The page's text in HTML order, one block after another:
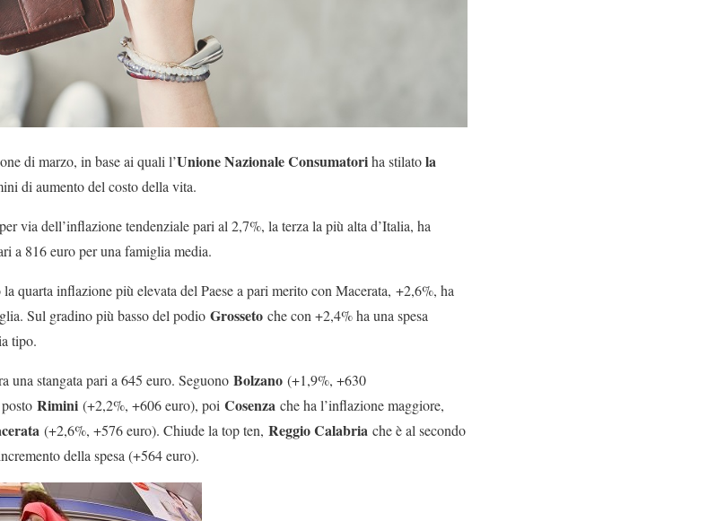
di marzo, in base ai quali l’Unione Nazionale Consumatoriha stilatola
di aumento del costo della vita.
via dell’inflazione tendenziale pari al 2,7%, la terza la più alta d’Italia, ha
a 816 euro per una famiglia media.
la quarta inflazione più elevata del Paese a pari merito con Macerata, +2,6%, ha
Sul gradino più basso del podio Grosseto che con +2,4% ha una spesa
tipo.
una stangata pari a 645 euro. Seguono Bolzano (+1,9%, +630
Rimini (+2,2%, +606 euro), poi Cosenza che ha l’inflazione maggiore,
(+2,6%, +576 euro). Chiude la top ten, Reggio Calabria che è al secondo
della spesa (+564 euro).